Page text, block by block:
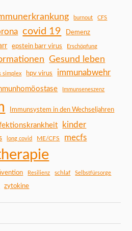
burnout CFS
covid 19 Demenz
epstein barr virus Erschöpfung
Gesund leben
simplex hpv virus immunabwehr
Immunseneszenz
Immunsystem in den Wechseljahren
kinder
long covid ME/CFS mecfs
Resilienz schlaf Selbstfürsorge
zytokine